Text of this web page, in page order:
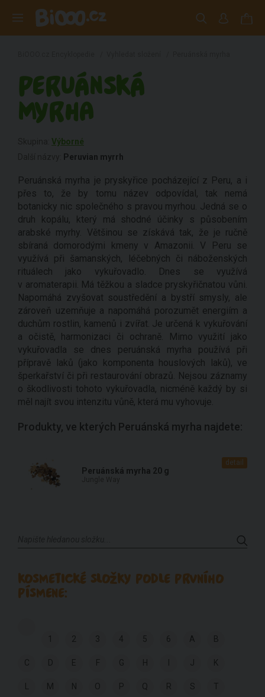
PERUÁNSKÁ
MYRHA
Výborné
Peruvian myrrh
Peruánská myrha je pryskyřice pocházející z Peru, a i
přes to, že by tomu název odpovídal, tak nemá
botanicky nic společného s pravou myrhou. Jedná se o
druh kopálu, který má shodné účinky s působením
arabské myrhy. Většinou se získává tak, že je ručně
sbíraná domorodými kmeny v Amazonii. V Peru se
využívá při šamanských, léčebných či náboženských
rituálech jako vykuřovadlo. Dnes se využívá
v aromaterapii. Má těžkou a sladce pryskyřičnatou vůni.
Napomáhá zvyšovat soustředění a bystří smysly, ale
zároveň uzemňuje a napomáhá porozumět energiím a
duchům rostlin, kamenů i zvířat. Je určená k vykuřování
a očistě, harmonizaci či ochraně. Mimo využití jako
vykuřovadla se dnes peruánská myrha používá při
přípravě laků (jako komponenta houslových laků), ve
šperkařství či při restaurování obrazů. Nejsou záznamy
o škodlivosti tohoto vykuřovadla, nicméně každý by si
měl najít svou intenzitu vůně, která mu vyhovuje.
Produkty, ve kterých Peruánská myrha najdete:
Peruánská myrha 20 g
detail
KOSMETICKÉ SLOŽKY PODLE PRVNÍHO
PÍSMENE:
1 2 3 4 5 6 A B
C D E F G H J K
M N O P Q R S T